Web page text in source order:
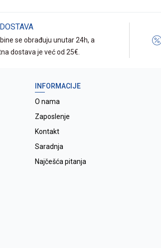
se obrađuju unutar 24h, a
dostava je već od 25€.
INFORMACIJE
O nama
Zaposlenje
Kontakt
Saradnja
Najčešća pitanja